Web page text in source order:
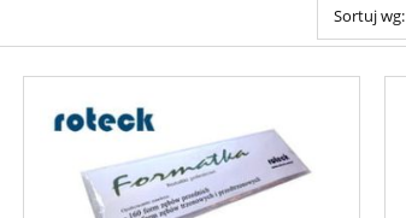
Sortuj wg: